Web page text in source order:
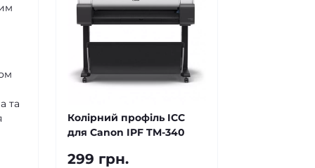
та
Колірний профіль ICC
для Canon IPF TM-340
299 грн.